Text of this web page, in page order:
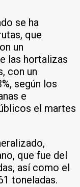
se ha
que
un
las hortalizas
con un
según los
e
el martes
que fue del
así como el
toneladas.